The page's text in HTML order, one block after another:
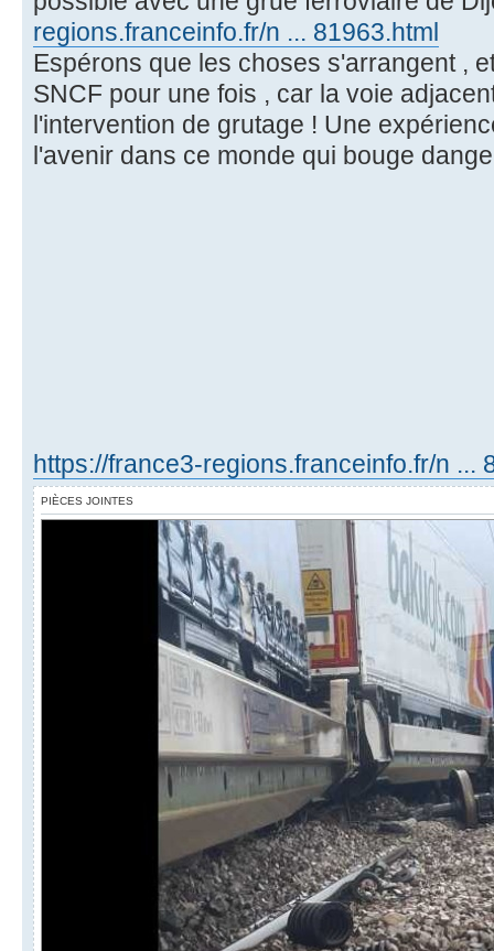
regions.franceinfo.fr/n ... 81963.html
Espérons que les choses s'arrangent ,
SNCF pour une fois , car la voie
l'intervention de grutage ! Une
l'avenir dans ce monde qui bouge
https://france3-regions.franceinfo.fr/n ...
PIÈCES JOINTES